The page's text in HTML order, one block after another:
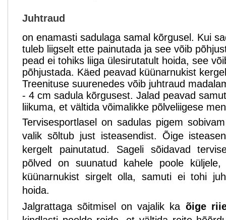
Juhtraud
on enamasti sadulaga samal kõrgusel. Kui
tuleb liigselt ette painutada ja see võib
pead ei tohiks liiga ülesirutatult hoida, see
põhjustada. Käed peavad küünarnukist
Treenituse suurenedes võib juhtraud
- 4 cm sadula kõrgusest. Jalad peavad
liikuma, et vältida võimalikke põlveliigese
Tervisesportlasel on sadulas pigem
valik sõltub just isteasendist. Õige
kergelt painutatud. Sageli sõidavad
põlved on suunatud kahele poole
küünarnukist sirgelt olla, samuti ei tohi
hoida.
Jalgrattaga sõitmisel on vajalik ka õige